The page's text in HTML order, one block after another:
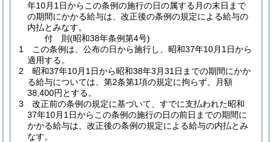
年10月1日からこの条例の施行の日の属する月の末日まで
の期間にかかる給与は、改正後の条例の規定による給与の
内払とみなす。
付 則(昭和38年条例第4号)
1
この条例は、公布の日から施行し、昭和37年10月1日から
適用する。
2
昭和37年10月1日から昭和38年3月31日までの期間にかか
る給与については、第2条第1項の規定に拘らず、月額
38,400円とする。
3
改正前の条例の規定に基づいて、すでに支払われた昭和
37年10月1日からこの条例の施行の日の前日までの期間に
かかる給与は、改正後の条例の規定による給与の内払とみ
なす。